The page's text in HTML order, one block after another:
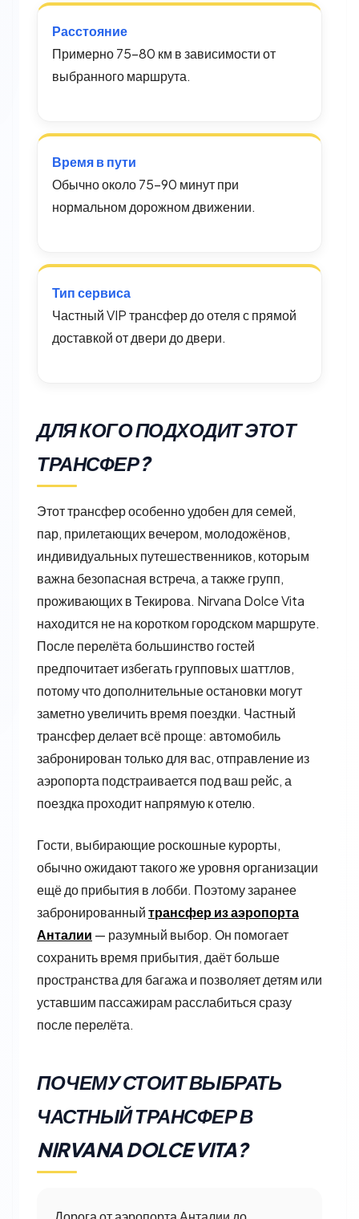
Расстояние
Примерно 75–80 км в зависимости от
выбранного маршрута.
Время в пути
Обычно около 75–90 минут при
нормальном дорожном движении.
Тип сервиса
Частный VIP трансфер до отеля с прямой
доставкой от двери до двери.
ДЛЯ КОГО ПОДХОДИТ ЭТОТ
ТРАНСФЕР?
Этот трансфер особенно удобен для семей,
пар, прилетающих вечером, молодожёнов,
индивидуальных путешественников, которым
важна безопасная встреча, а также групп,
проживающих в Текирова. Nirvana Dolce Vita
находится не на коротком городском маршруте.
После перелёта большинство гостей
предпочитает избегать групповых шаттлов,
потому что дополнительные остановки могут
заметно увеличить время поездки. Частный
трансфер делает всё проще: автомобиль
забронирован только для вас, отправление из
аэропорта подстраивается под ваш рейс, а
поездка проходит напрямую к отелю.
Гости, выбирающие роскошные курорты,
обычно ожидают такого же уровня организации
ещё до прибытия в лобби. Поэтому заранее
забронированныйтрансфер из аэропорта
Анталии — разумный выбор. Он помогает
сохранить время прибытия, даёт больше
пространства для багажа и позволяет детям или
уставшим пассажирам расслабиться сразу
после перелёта.
ПОЧЕМУ СТОИТ ВЫБРАТЬ
ЧАСТНЫЙ ТРАНСФЕР В
NIRVANA DOLCE VITA?